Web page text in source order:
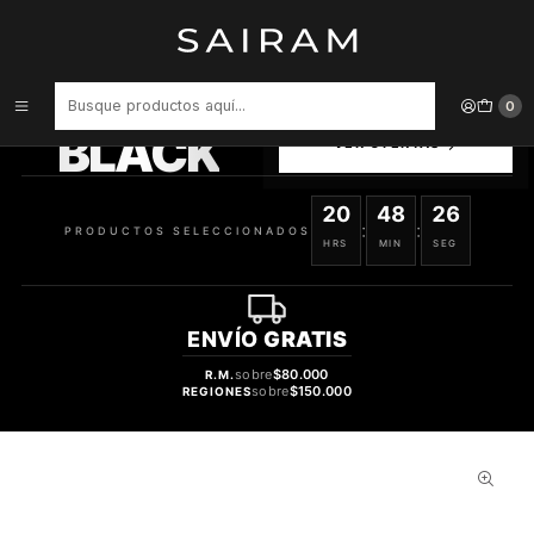
0
PERFUME FRAGRANCE WORLD RENHEIT HOMBRE EDP 100 ML
BLACK
SELECCIONADOS
PRODUCTOS SELECCIONADOS
20
HRS
:
48
MIN
:
25
SEG
ENVÍO GRATIS
R.M.sobre$80.000
REGIONESsobre$150.000